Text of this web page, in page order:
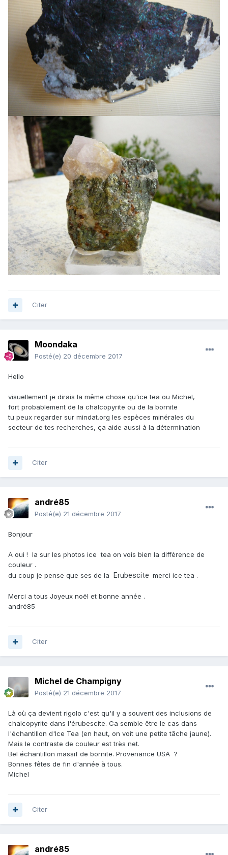
Citer
Moondaka
Posté(e) 20 décembre 2017
Hello
visuellement je dirais la même chose qu'ice tea ou Michel,
fort probablement de la chalcopyrite ou de la bornite
tu peux regarder sur mindat.org les espèces minérales du
secteur de tes recherches, ça aide aussi à la détermination
Citer
andré85
Posté(e) 21 décembre 2017
Bonjour
A oui ! la sur les photos ice tea on vois bien la différence de
couleur .
du coup je pense que ses de la
Erubescite merci ice tea .
Merci a tous Joyeux noël et bonne année .
andré85
Citer
Michel de Champigny
Posté(e) 21 décembre 2017
Là où ça devient rigolo c'est qu'il y a souvent des inclusions de
chalcopyrite dans l'érubescite. Ca semble être le cas dans
l'échantillon d'Ice Tea (en haut, on voit une petite tâche jaune).
Mais le contraste de couleur est très net.
Bel échantillon massif de bornite. Provenance USA ?
Bonnes fêtes de fin d'année à tous.
Michel
Citer
andré85